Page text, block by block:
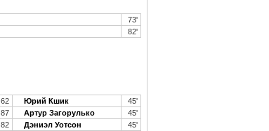
73'
82'
62 Юрий Кшик
45'
87 Артур Загорулько
45'
82 Дэниэл Уотсон 45'